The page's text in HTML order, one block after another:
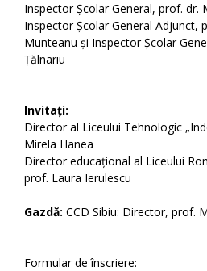
Inspector Școlar General, prof. dr.
Inspector Școlar General Adjunct,
Munteanu și Inspector Școlar
Țălnariu
Invitați:
Director al Liceului Tehnologic
Mirela Hanea
Director educațional al Liceului
prof. Laura Ierulescu
Gazdă: CCD Sibiu: Director, prof.
Formular de înscriere: